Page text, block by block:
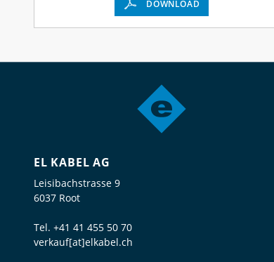
DOWNLOAD
EL KABEL AG
Leisibachstrasse 9
6037 Root
Tel. +41 41 455 50 70
verkauf[at]elkabel.ch